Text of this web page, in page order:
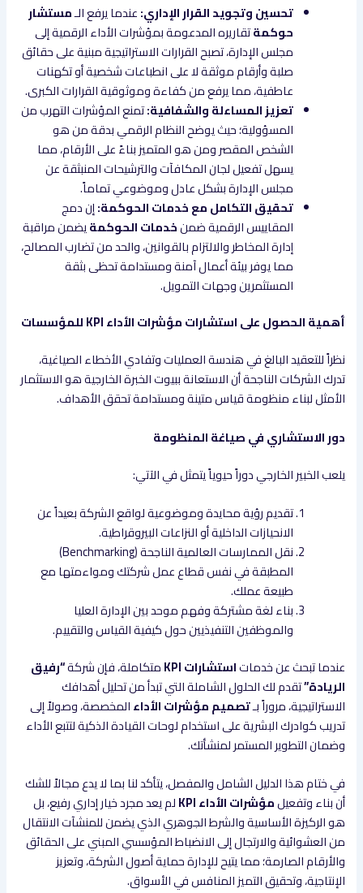
تحسين وتجويد القرار الإداري:عندما يرفع الـمستشار
حوكمةتقاريره المدعومة بمؤشرات الأداء الرقمية إلى
مجلس الإدارة، تصبح القرارات الاستراتيجية مبنية على حقائق
صلبة وأرقام موثقة لا على انطباعات شخصية أو تكهنات
عاطفية، مما يرفع من كفاءة وموثوقية القرارات الكبرى.
تعزيز المساءلة والشفافية:تمنع المؤشرات التهرب من
المسؤولية؛ حيث يوضح النظام الرقمي بدقة من هو
الشخص المقصر ومن هو المتميز بناءً على الأرقام، مما
يسهل تفعيل لجان المكافآت والترشيحات المنبثقة عن
مجلس الإدارة بشكل عادل وموضوعي تماماً.
تحقيق التكامل مع خدمات الحوكمة:إن دمج
المقاييس الرقمية ضمنخدمات الحوكمةيضمن مراقبة
إدارة المخاطر والالتزام بالقوانين، والحد من تضارب المصالح،
مما يوفر بيئة أعمال آمنة ومستدامة تحظى بثقة
المستثمرين وجهات التمويل.
أهمية الحصول على استشارات مؤشرات الأداء KPI للمؤسسات
نظراً للتعقيد البالغ في هندسة العمليات وتفادي الأخطاء الصياغية،
تدرك الشركات الناجحة أن الاستعانة ببيوت الخبرة الخارجية هو الاستثمار
الأمثل لبناء منظومة قياس متينة ومستدامة تحقق الأهداف.
دور الاستشاري في صياغة المنظومة
يلعب الخبير الخارجي دوراً حيوياً يتمثل في الآتي:
تقديم رؤية محايدة وموضوعية لواقع الشركة بعيداً عن
الانحيازات الداخلية أو النزاعات البيروقراطية.
نقل الممارسات العالمية الناجحة (Benchmarking)
المطبقة في نفس قطاع عمل شركتك ومواءمتها مع
طبيعة عملك.
بناء لغة مشتركة وفهم موحد بين الإدارة العليا
والموظفين التنفيذيين حول كيفية القياس والتقييم.
عندما تبحث عن خدماتاستشارات KPI متكاملة، فإن شركة“رفيق
الريادة”تقدم لك الحلول الشاملة التي تبدأ من تحليل أهدافك
الاستراتيجية، مروراً بـتصميم مؤشرات الأداءالمخصصة، وصولاً إلى
تدريب كوادرك البشرية على استخدام لوحات القيادة الذكية لتتبع الأداء
وضمان التطوير المستمر لمنشأتك.
في ختام هذا الدليل الشامل والمفصل، يتأكد لنا بما لا يدع مجالاً للشك
أن بناء وتفعيلمؤشرات الأداء KPI
لم يعد مجرد خيار إداري رفيع، بل
هو الركيزة الأساسية والشرط الجوهري الذي يضمن للمنشآت الانتقال
من العشوائية والارتجال إلى الانضباط المؤسسي المبني على الحقائق
والأرقام الصارمة؛ مما يتيح للإدارة حماية أصول الشركة، وتعزيز
الإنتاجية، وتحقيق التميز المنافس في الأسواق.